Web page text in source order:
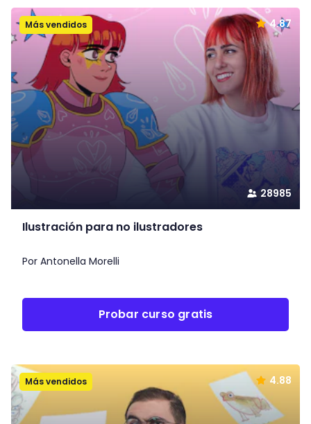
Más vendidos
28985
4.87
Ilustración para no ilustradores
Por Antonella Morelli
Probar curso gratis
Más vendidos 4.88